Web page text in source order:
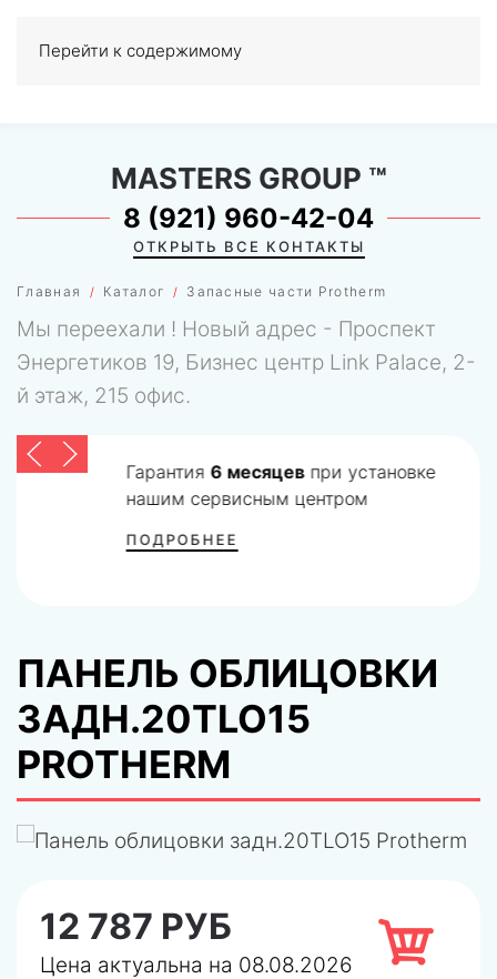
Перейти к содержимому
0
Главная Каталог Запасные части Protherm
MASTERS GROUP ™
8 (921) 960-42-04
ОТКРЫТЬ ВСЕ КОНТАКТЫ
Мы переехали ! Новый адрес - Проспект
Энергетиков 19, Бизнес центр Link Palace, 2-
й этаж, 215 офис.
Гарантия 6 месяцевпри установке
нашим сервисным центром
ПОДРОБНЕЕ
ПАНЕЛЬ ОБЛИЦОВКИ
ЗАДН.20TLO15
PROTHERM
12 787 РУБ
Цена актуальна на 08.08.2026